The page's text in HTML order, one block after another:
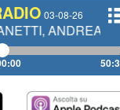
03-08-26
VENDRAME,